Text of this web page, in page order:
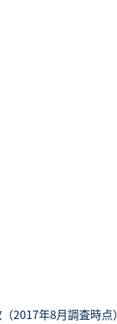
2017年8月調査時点）